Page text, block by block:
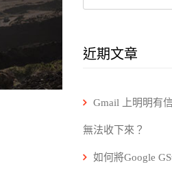
近期文章
Gmail 上明明有
無法收下來？
如何將Google